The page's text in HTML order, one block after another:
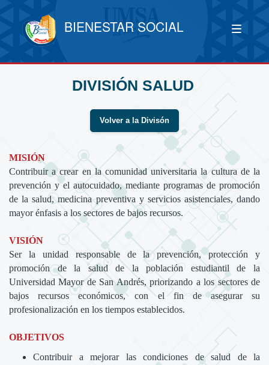
BIENESTAR SOCIAL
DIVISIÓN SALUD
Volver a la Divisón
MISIÓN
Contribuir a crear en la comunidad universitaria la cultura de la
prevención y el autocuidado, mediante programas de promoción
de la salud, medicina preventiva y servicios asistenciales, dando
mayor énfasis a los sectores de bajos recursos.
VISIÓN
Ser la unidad responsable de la prevención, protección y
promoción de la salud de la población estudiantil de la
Universidad Mayor de San Andrés, priorizando a los sectores de
bajos recursos económicos, con el fin de asegurar su
profesionalización en los tiempos establecidos.
OBJETIVOS
Contribuir a mejorar las condiciones de salud de la